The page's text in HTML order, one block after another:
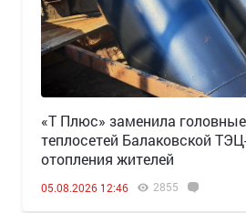
«Т Плюс» заменила
теплосетей Балаковской
отопления жителей
05.08.2026 12:46 2855